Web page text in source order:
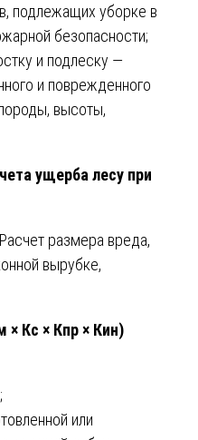
подлежащих уборке в
безопасности;
и подлеску —
и поврежденного
высоты,
ущерба лесу при
Расчет размера вреда,
вырубке,
× Кс × Кпр × Кин)
или